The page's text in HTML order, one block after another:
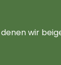
wir